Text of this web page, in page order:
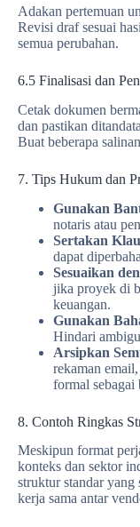
Adakan pertemuan
Revisi draf sesuai
semua perubahan.
6.5 Finalisasi dan
Cetak dokumen
dan pastikan
Buat beberapa
7. Tips Hukum dan
Gunakan
notaris atau
Sertakan
dapat
Sesuaikan
jika proyek di
keuangan.
Gunakan
Hindari
Arsipkan
rekaman
formal
8. Contoh Ringkas
Meskipun format
konteks dan sektor
struktur standar
kerja sama antar